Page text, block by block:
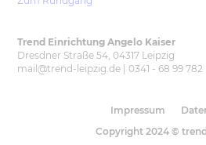
Trend Einrichtung Angelo Kaiser
Dresdner Straße 54, 04317 Leipzig
mail@trend-leipzig.de | 0341 - 68 99 782